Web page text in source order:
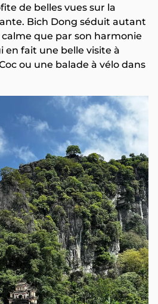
de belles vues sur la
Bich Dong séduit autant
que par son harmonie
en fait une belle visite à
ou une balade à vélo dans